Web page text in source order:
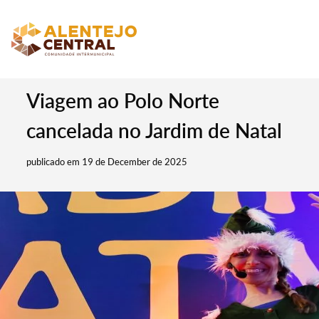
Viagem ao Polo Norte
cancelada no Jardim de Natal
publicado em 19 de December de 2025